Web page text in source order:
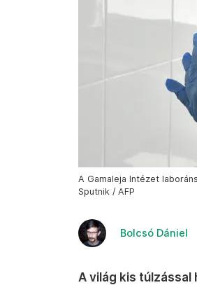
A Gamaleja Intézet
Sputnik / AFP
Bolcsó Dániel
A világ kis